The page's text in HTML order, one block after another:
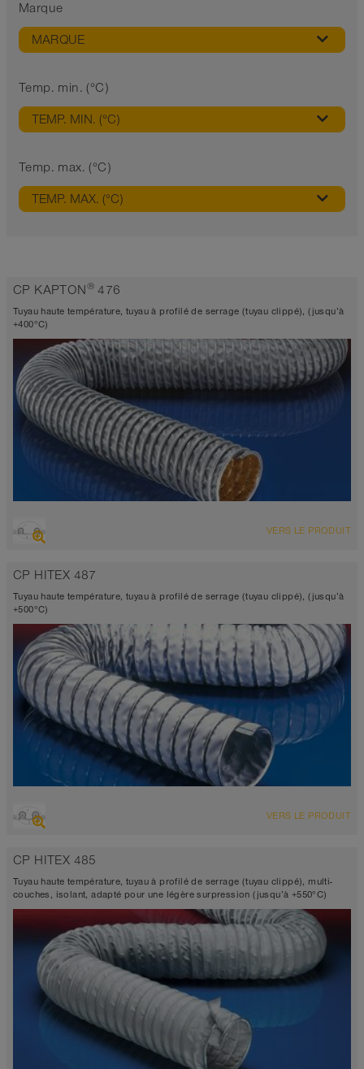
Marque
MARQUE
Temp. min. (°C)
TEMP. MIN. (°C)
Temp. max. (°C)
TEMP. MAX. (°C)
CP KAPTON® 476
Tuyau haute température, tuyau à profilé de serrage (tuyau clippé), (jusqu’à
+400°C)
Tuyau d’aspiration + tuyau de refoulement
-60°C à 400°C
VERS LE PRODUIT
CP HITEX 487
Tuyau haute température, tuyau à profilé de serrage (tuyau clippé), (jusqu’à
+500°C)
Tuyau d’aspiration
-60°C à 450°C (500°C)
VERS LE PRODUIT
CP HITEX 485
Tuyau haute température, tuyau à profilé de serrage (tuyau clippé), multi-
couches, isolant, adapté pour une légère surpression (jusqu’à +550°C)